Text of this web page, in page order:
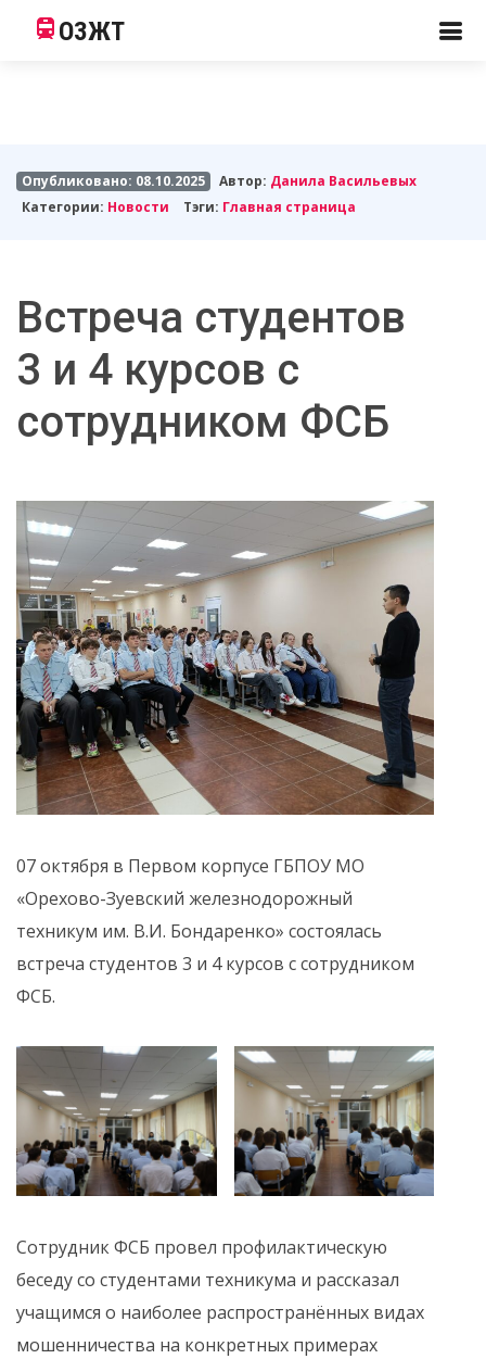
ОЗЖТ
Опубликовано: 08.10.2025 Автор: Данила Васильевых
Категории: Новости Тэги: Главная страница
Встреча студентов
3 и 4 курсов с
сотрудником ФСБ
07 октября в Первом корпусе ГБПОУ МО
«Орехово-Зуевский железнодорожный
техникум им. В.И. Бондаренко» состоялась
встреча студентов 3 и 4 курсов с сотрудником
ФСБ.
Сотрудник ФСБ провел профилактическую
беседу со студентами техникума и рассказал
учащимся о наиболее распространённых видах
мошенничества на конкретных примерах